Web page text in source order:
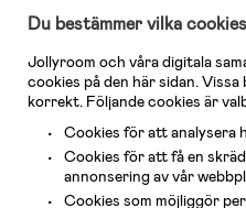
hos oss. I vårt sortiment hittar du
baby, produkter för mamman, massor
babyprodukter och mycket mer. Vi
varumärken så som Britax, Maxi-
KidKraft, Ergobaby, Philips Avent,
Välkommen in och kika runt i
Du bestämmer vilka
Jollyroom och våra digitala
cookies på den här sidan.
korrekt. Följande cookies är
Cookies för att analysera
Cookies för att få en
annonsering av vår
Cookies som möjliggör